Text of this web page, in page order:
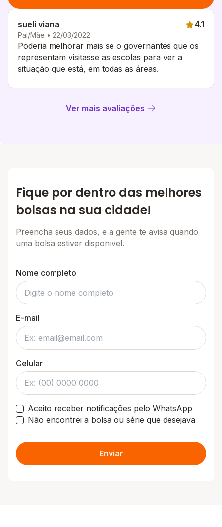
sueli viana
Pai/Mãe • 22/03/2022
4.1
Poderia melhorar mais se o governantes que os
representam visitasse as escolas para ver a
situação que está, em todas as áreas.
Ver mais avaliações
Fique por dentro das melhores
bolsas na sua cidade!
Preencha seus dados, e a gente te avisa quando
uma bolsa estiver disponível.
Nome completo
E-mail
Celular
Aceito receber notificações pelo WhatsApp
Não encontrei a bolsa ou série que desejava
Enviar